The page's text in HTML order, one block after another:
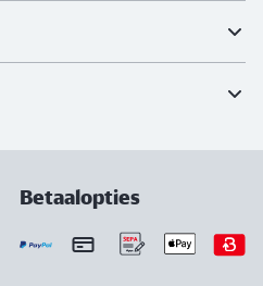
Betaalopties